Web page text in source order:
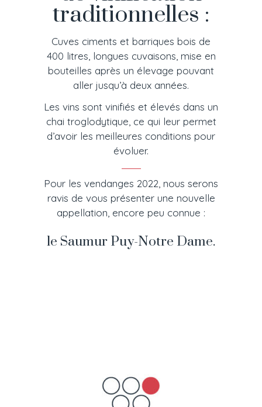
traditionnelles :
Cuves ciments et barriques bois de
400 litres, longues cuvaisons, mise en
bouteilles après un élevage pouvant
aller jusqu’à deux années.
Les vins sont vinifiés et élevés dans un
chai troglodytique, ce qui leur permet
d’avoir les meilleures conditions pour
évoluer.
Pour les vendanges 2022, nous serons
ravis de vous présenter une nouvelle
appellation, encore peu connue :
le Saumur Puy-Notre Dame.